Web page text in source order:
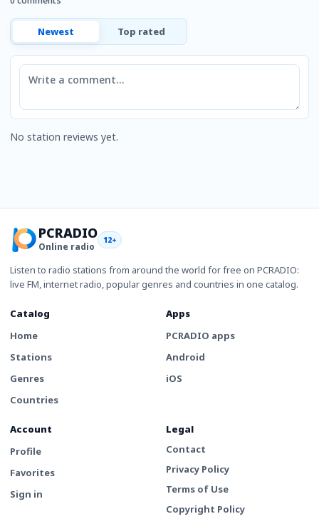
Newest Top rated
Comment
No station reviews yet.
PCRADIO
Online radio
12+
Listen to radio stations from around the world for free on PCRADIO:
live FM, internet radio, popular genres and countries in one catalog.
Catalog
Home
Stations
Genres
Countries
Apps
PCRADIO apps
Android
iOS
Account
Profile
Favorites
Sign in
Legal
Contact
Privacy Policy
Terms of Use
Copyright Policy